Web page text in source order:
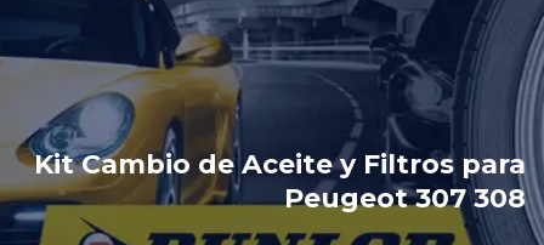
Kit Cambio de Aceite y Filtros para
Peugeot 307 308